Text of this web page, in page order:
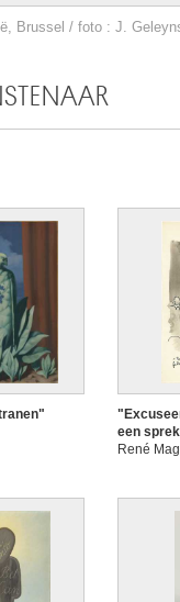
Brussel / foto : J.
een
René